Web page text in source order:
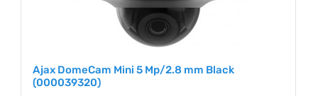
Ajax DomeCam Mini 5 Mp/2.8 mm Black
(000039320)